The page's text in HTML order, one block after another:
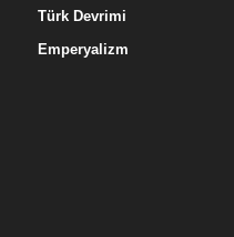
Türk Devrimi
Emperyalizm